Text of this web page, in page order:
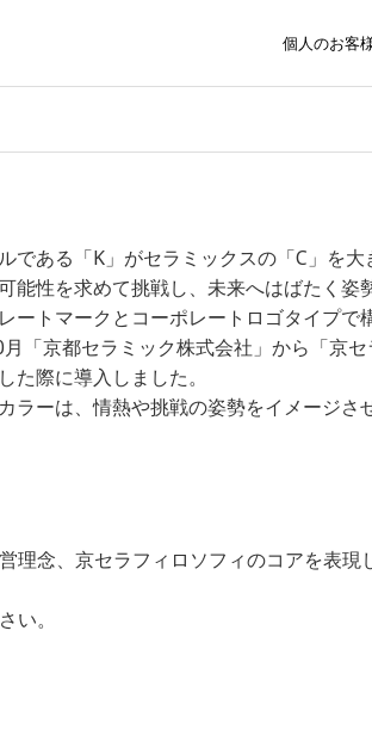
個人のお客
である「K」がセラミックスの「C」を大
能性を求めて挑戦し、未来へはばたく姿
ートマークとコーポレートロゴタイプで
「京都セラミック株式会社」から「京
た際に導入しました。
ラーは、情熱や挑戦の姿勢をイメージさ
理念、京セラフィロソフィのコアを表現
い。